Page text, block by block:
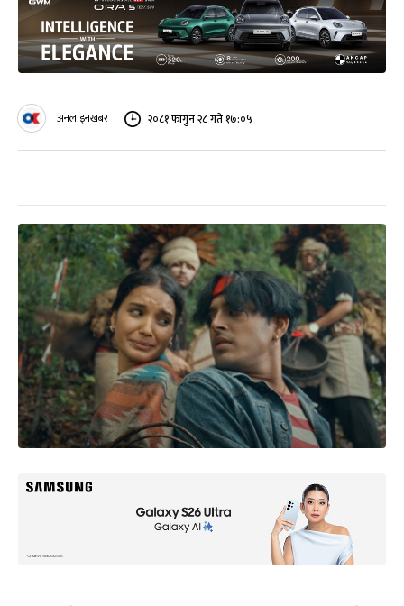
अनलाइनखबर २०८१ फागुन २८ गते १७:०५